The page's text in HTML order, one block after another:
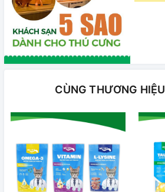
CÙNG THƯƠNG HIỆU